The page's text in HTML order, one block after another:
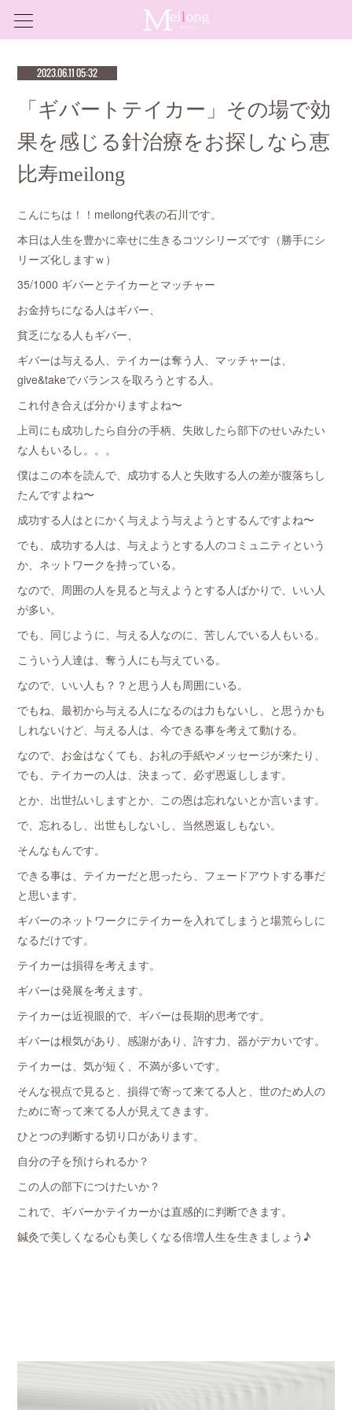
2023.06.11 05:32
「ギバートテイカー」その場で効
果を感じる針治療をお探しなら恵
比寿meilong
こんにちは！！meilong代表の石川です。
本日は人生を豊かに幸せに生きるコツシリーズです（勝手にシ
リーズ化しますｗ）
35/1000 ギバーとテイカーとマッチャー
お金持ちになる人はギバー、
貧乏になる人もギバー、
ギバーは与える人、テイカーは奪う人、マッチャーは、
give&takeでバランスを取ろうとする人。
これ付き合えば分かりますよね〜
上司にも成功したら自分の手柄、失敗したら部下のせいみたい
な人もいるし。。。
僕はこの本を読んで、成功する人と失敗する人の差が腹落ちし
たんですよね〜
成功する人はとにかく与えよう与えようとするんですよね〜
でも、成功する人は、与えようとする人のコミュニティという
か、ネットワークを持っている。
なので、周囲の人を見ると与えようとする人ばかりで、いい人
が多い。
でも、同じように、与える人なのに、苦しんでいる人もいる。
こういう人達は、奪う人にも与えている。
なので、いい人も？？と思う人も周囲にいる。
でもね、最初から与える人になるのは力もないし、と思うかも
しれないけど、与える人は、今できる事を考えて動ける。
なので、お金はなくても、お礼の手紙やメッセージが来たり、
でも、テイカーの人は、決まって、必ず恩返しします。
とか、出世払いしますとか、この恩は忘れないとか言います。
で、忘れるし、出世もしないし、当然恩返しもない。
そんなもんです。
できる事は、テイカーだと思ったら、フェードアウトする事だ
と思います。
ギバーのネットワークにテイカーを入れてしまうと場荒らしに
なるだけです。
テイカーは損得を考えます。
ギバーは発展を考えます。
テイカーは近視眼的で、ギバーは長期的思考です。
ギバーは根気があり、感謝があり、許す力、器がデカいです。
テイカーは、気が短く、不満が多いです。
そんな視点で見ると、損得で寄って来てる人と、世のため人の
ために寄って来てる人が見えてきます。
ひとつの判断する切り口があります。
自分の子を預けられるか？
この人の部下につけたいか？
これで、ギバーかテイカーかは直感的に判断できます。
鍼灸で美しくなる心も美しくなる倍増人生を生きましょう♪